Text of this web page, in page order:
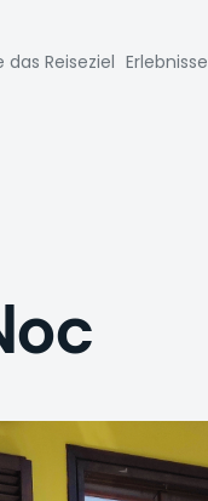
das Reiseziel Erlebnisse